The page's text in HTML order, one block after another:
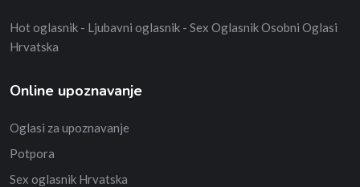
Hot oglasnik - Ljubavni oglasnik - Sex Oglasnik Osobni Oglasi
Hrvatska
Online upoznavanje
Oglasi za upoznavanje
Potpora
Sex oglasnik Hrvatska